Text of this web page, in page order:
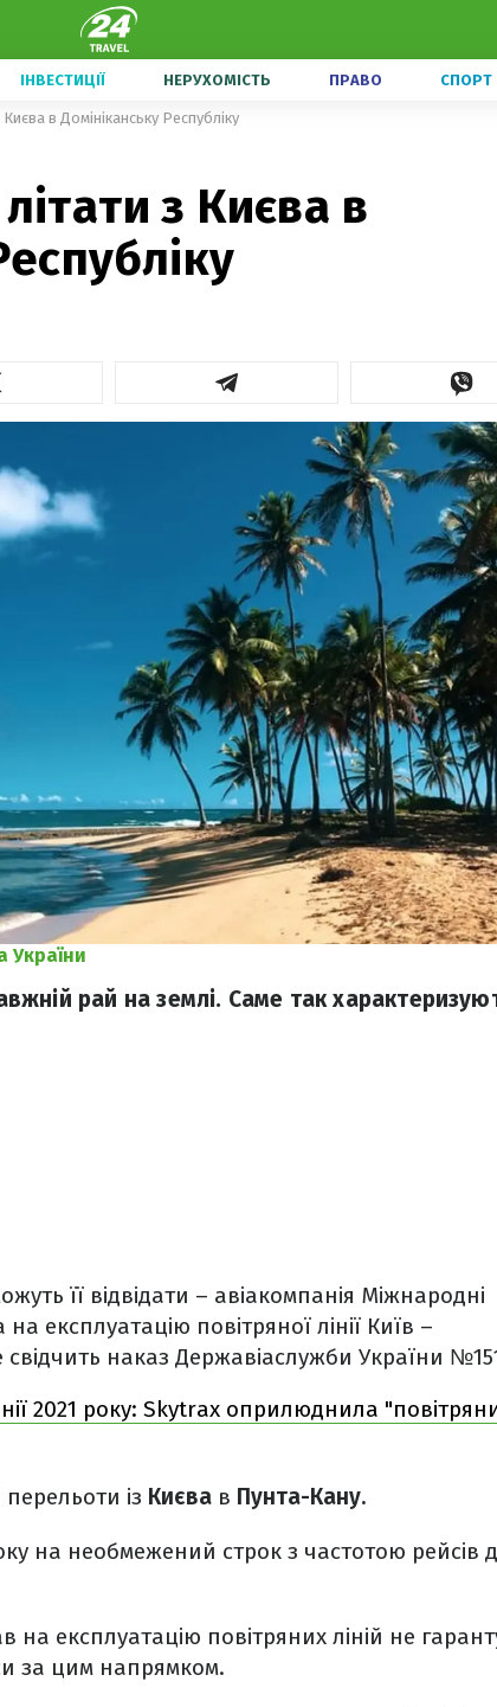
ІНВЕСТИЦІЇ НЕРУХОМІСТЬ ПРАВО СПОРТ
в Домініканську Республіку
з Києва в
України
рай на землі. Саме так
її відвідати – авіакомпанія Міжнародні
експлуатацію повітряної лінії Київ –
свідчить наказ Державіаслужби України
2021 року: Skytrax оприлюднила
із Києва в Пунта-Кану.
на необмежений строк з частотою рейсів
експлуатацію повітряних ліній не
за цим напрямком.